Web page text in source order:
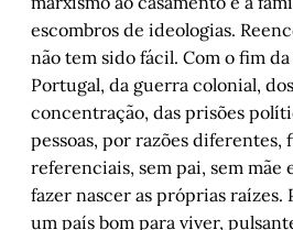
escombros de ideologias.
não tem sido fácil. Com o fim
Portugal, da guerra colonial,
concentração, das prisões
pessoas, por razões diferentes,
referenciais, sem pai, sem mãe
fazer nascer as próprias raízes.
um país bom para viver,